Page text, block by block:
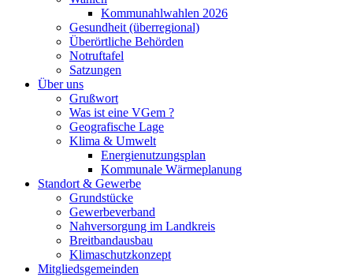
Kommunahlwahlen 2026
Gesundheit (überregional)
Überörtliche Behörden
Notruftafel
Satzungen
Über uns
Grußwort
Was ist eine VGem ?
Geografische Lage
Klima & Umwelt
Energienutzungsplan
Kommunale Wärmeplanung
Standort & Gewerbe
Grundstücke
Gewerbeverband
Nahversorgung im Landkreis
Breitbandausbau
Klimaschutzkonzept
Mitgliedsgemeinden